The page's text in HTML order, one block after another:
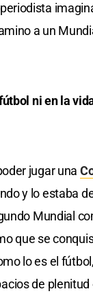
a un
ni en la
jugar una
y lo estaba
Mundial
que se
lo es el
de